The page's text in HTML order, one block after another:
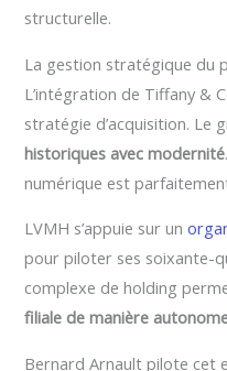
structurelle.
La gestion stratégique du
L’intégration de Tiffany &
stratégie d’acquisition. Le
historiques avec modernité
numérique est
LVMH s’appuie sur un
pour piloter ses soixante-
complexe de holding
filiale de manière
Bernard Arnault pilote cet